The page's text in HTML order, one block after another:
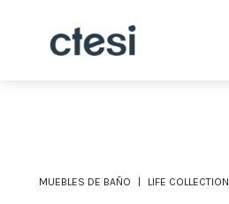
MUEBLES DE BAÑO LIFE COLLECTION